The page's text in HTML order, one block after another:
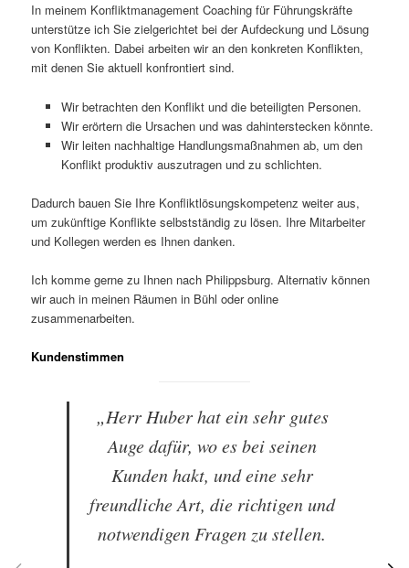
In meinem Konfliktmanagement Coaching für Führungskräfte
unterstütze ich Sie zielgerichtet bei der Aufdeckung und Lösung
von Konflikten. Dabei arbeiten wir an den konkreten Konflikten,
mit denen Sie aktuell konfrontiert sind.
Wir betrachten den Konflikt und die beteiligten Personen.
Wir erörtern die Ursachen und was dahinterstecken könnte.
Wir leiten nachhaltige Handlungsmaßnahmen ab, um den
Konflikt produktiv auszutragen und zu schlichten.
Dadurch bauen Sie Ihre Konfliktlösungskompetenz weiter aus,
um zukünftige Konflikte selbstständig zu lösen. Ihre Mitarbeiter
und Kollegen werden es Ihnen danken.
Ich komme gerne zu Ihnen nach Philippsburg. Alternativ können
wir auch in meinen Räumen in Bühl oder online
zusammenarbeiten.
Kundenstimmen
„Herr Huber hat ein sehr gutes
Auge dafür, wo es bei seinen
Kunden hakt, und eine sehr
freundliche Art, die richtigen und
notwendigen Fragen zu stellen.